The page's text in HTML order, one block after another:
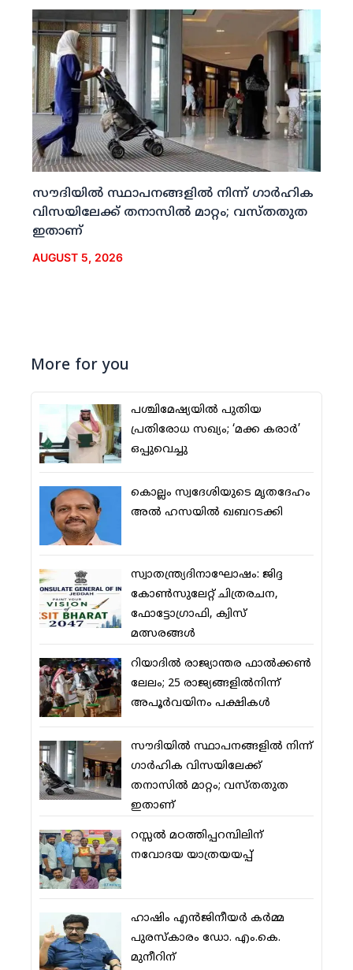
സൗദിയില്‍ സ്ഥാപനങ്ങളില്‍ നിന്ന് ഗാര്‍ഹിക
വിസയിലേക്ക് തനാസില്‍ മാറ്റം; വസ്തതുത
ഇതാണ്
AUGUST 5, 2026
More for you
പശ്ചിമേഷ്യയില്‍ പുതിയ
പ്രതിരോധ സഖ്യം; ‘മക്ക കരാര്‍’
ഒപ്പുവെച്ചു
കൊല്ലം സ്വദേശിയുടെ മൃതദേഹം
അല്‍ ഹസയില്‍ ഖബറടക്കി
സ്വാതന്ത്ര്യദിനാഘോഷം: ജിദ്ദ
കോണ്‍സുലേറ്റ് ചിത്രരചന,
ഫോട്ടോഗ്രാഫി, ക്വിസ്
മത്സരങ്ങള്‍
റിയാദില്‍ രാജ്യാന്തര ഫാല്‍ക്കണ്‍
ലേലം; 25 രാജ്യങ്ങളില്‍നിന്ന്
അപൂര്‍വയിനം പക്ഷികള്‍
സൗദിയില്‍ സ്ഥാപനങ്ങളില്‍ നിന്ന്
ഗാര്‍ഹിക വിസയിലേക്ക്
തനാസില്‍ മാറ്റം; വസ്തതുത
ഇതാണ്
റസ്സല്‍ മഠത്തിപ്പറമ്പിലിന്
നവോദയ യാത്രയയപ്പ്
ഹാഷിം എന്‍ജിനീയര്‍ കര്‍മ്മ
പുരസ്‌കാരം ഡോ. എം.കെ.
മുനീറിന്